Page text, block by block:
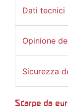
Dati tecnici
Opinione
Sicurezza
Scarpe da